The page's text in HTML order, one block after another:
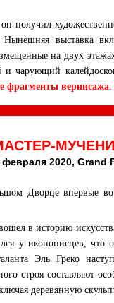
получил
выставка
на двух
и чарующий
фрагменты вернисажа
февраля 2020, Grand
Дворце впервые во
в историю
у иконописцев, что
Эль Греко
строя составляют
деревянную